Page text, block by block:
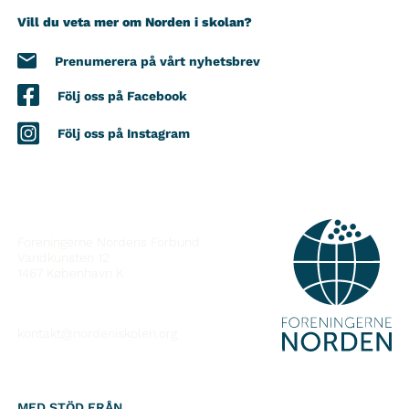
Vill du veta mer om Norden i skolan?
Prenumerera på vårt nyhetsbrev
Följ oss på Facebook
Följ oss på Instagram